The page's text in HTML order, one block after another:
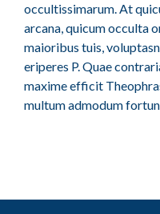
occultissimarum. At
arcana, quicum occulta
maioribus tuis,
eriperes P. Quae
maxime efficit
multum admodum